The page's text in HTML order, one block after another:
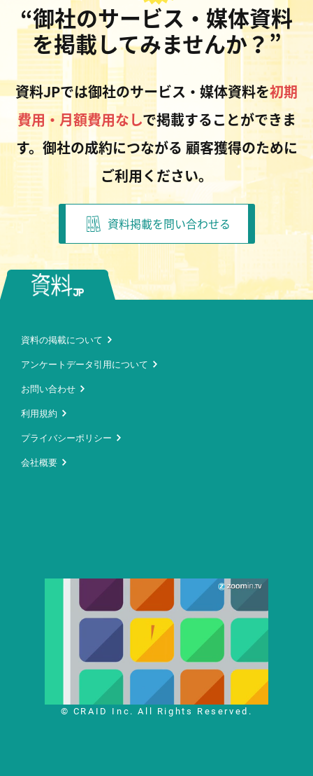
“御社のサービス・媒体資料
を掲載してみませんか？”
資料JPでは御社のサービス・媒体資料を初期
費用・月額費用なしで掲載することができま
す。御社の成約につながる 顧客獲得のために
ご利用ください。
資料掲載を問い合わせる
資料の掲載について
アンケートデータ引用について
お問い合わせ
利用規約
プライバシーポリシー
会社概要
© CRAID Inc. All Rights Reserved.